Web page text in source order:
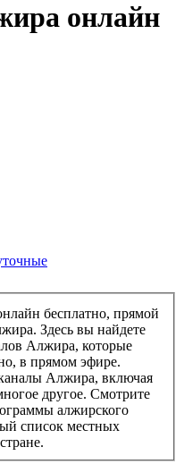
онлайн
бесплатно, прямой
Здесь вы найдете
Алжира, которые
в прямом эфире.
Алжира, включая
другое. Смотрите
алжирского
список местных